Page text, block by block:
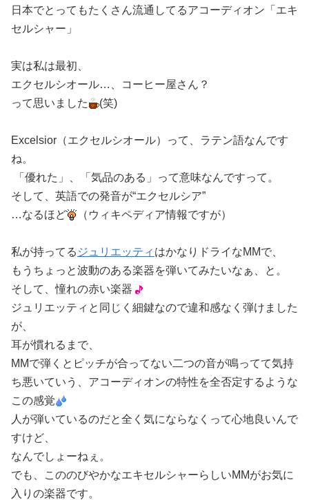
日本でとってもたくさん流通してるアコーディオン「エキ
セルシャー」
実は私は最初、
エクセルシオール…、コーヒー屋さん？
って思いました
(笑)
Excelsior（エクセルシオール）って、ラテン語なんです
ね。
「優れた」、「気品のある」って意味なんですって。
そして、英語での発音が“エクセルシア”
…なるほど
（ウィキペディア情報ですが）
私が持ってる ジュリエッティ はかなりドライなMMで、
もうちょっと波動のある楽器を弾いてみたいなぁ、と。
そして、憧れの赤い楽器
ジュリエッティと同じく細鍵なので違和感なく弾けました
が、
耳が慣れるまで、
MMで弾くとピッチが合ってない二つの音が鳴ってて気持
ち悪いていう、アコーディオンの特性を全否定するような
この感覚
人が弾いているのだと全く気にならなくって心地良いんで
すけど、
なんでしょーねぇ。
でも、こののびやかなエキセルシャーらしいMMがお気に
入りの楽器です。